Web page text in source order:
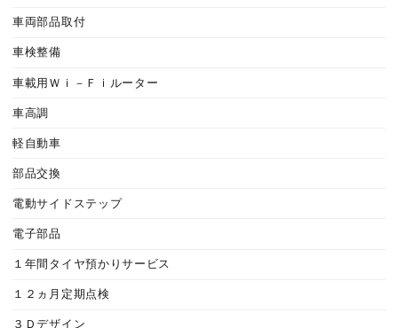
車両部品取付
車検整備
車載用Ｗｉ－Ｆｉルーター
車高調
軽自動車
部品交換
電動サイドステップ
電子部品
１年間タイヤ預かりサービス
１２ヵ月定期点検
３Ｄデザイン